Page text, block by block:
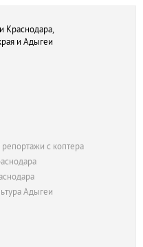
Краснодара,
и Адыгеи
с коптера
Адыгеи